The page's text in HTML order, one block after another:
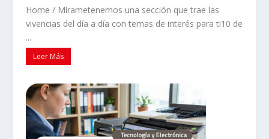
Home / Mírametenemos una sección que trae las
vivencias del día a día con temas de interés para ti10 de
...
Leer Más